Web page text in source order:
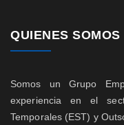
QUIENES SOMOS
Somos un Grupo
experiencia en el
Temporales (EST) y